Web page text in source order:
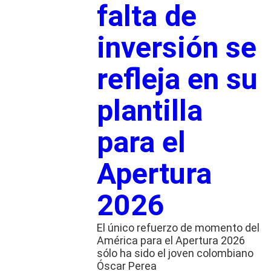
falta de
inversión se
refleja en su
plantilla
para el
Apertura
2026
El único refuerzo de momento del
América para el Apertura 2026
sólo ha sido el joven colombiano
Óscar Perea